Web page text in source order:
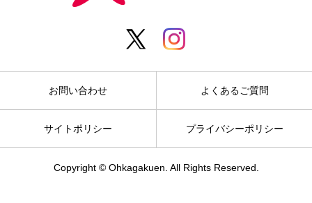
お問い合わせ よくあるご質問
サイトポリシー プライバシーポリシー
Copyright © Ohkagakuen. All Rights Reserved.